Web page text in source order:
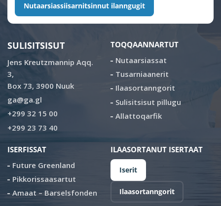
Nutaarsiassiisarnitsinnut ilanngugit
SULISITSISUT
Jens Kreutzmannip Aqq.
3,
Box 73, 3900 Nuuk
ga@ga.gl
+299 32 15 00
+299 23 73 40
TOQQAANNARTUT
Nutaarsiassat
Tusarniaanerit
Ilaasortanngorit
Sulisitsisut pillugu
Allattoqarfik
ISERFISSAT
Future Greenland
Pikkorissaasartut
Amaat – Barselsfonden
ILAASORTANUT ISERTAAT
Iserit
Ilaasortanngorit